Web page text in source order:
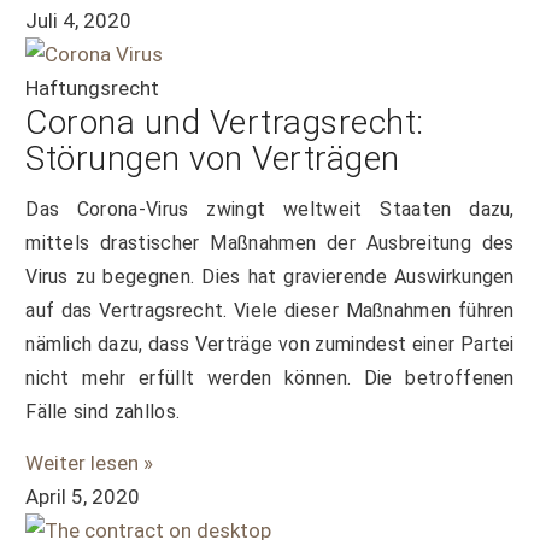
Juli 4, 2020
Haftungsrecht
Corona und Vertragsrecht:
Störungen von Verträgen
Das Corona-Virus zwingt weltweit Staaten dazu,
mittels drastischer Maßnahmen der Ausbreitung des
Virus zu begegnen. Dies hat gravierende Auswirkungen
auf das Vertragsrecht. Viele dieser Maßnahmen führen
nämlich dazu, dass Verträge von zumindest einer Partei
nicht mehr erfüllt werden können. Die betroffenen
Fälle sind zahllos.
Weiter lesen »
April 5, 2020